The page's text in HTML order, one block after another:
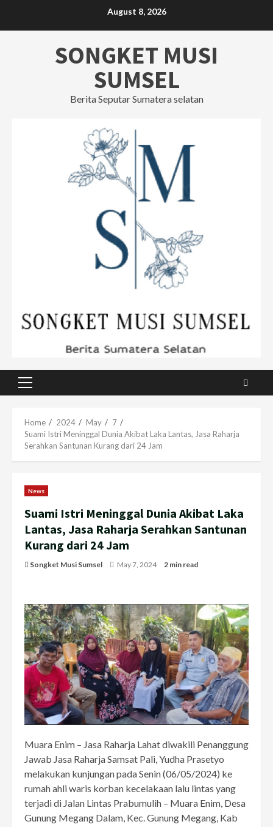
August 8, 2026
SONGKET MUSI
SUMSEL
Berita Seputar Sumatera selatan
Primary
Home 2024 May
7
Suami Istri Meninggal Dunia Akibat Laka Lantas, Jasa Raharja
Serahkan Santunan Kurang dari 24 Jam
News
Suami Istri Meninggal Dunia Akibat Laka
Lantas, Jasa Raharja Serahkan Santunan
Kurang dari 24 Jam
Songket Musi Sumsel May 7, 2024 2 min read
Muara Enim – Jasa Raharja Lahat diwakili Penanggung
Jawab Jasa Raharja Samsat Pali, Yudha Prasetyo
melakukan kunjungan pada Senin (06/05/2024) ke
rumah ahli waris korban kecelakaan lalu lintas yang
terjadi di Jalan Lintas Prabumulih – Muara Enim, Desa
Gunung Megang Dalam, Kec. Gunung Megang, Kab